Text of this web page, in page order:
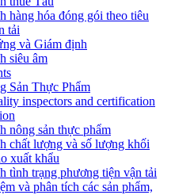
hàng hóa đóng gói theo tiêu
tải
và Giám định
siêu âm
Sản Thực Phẩm
inspectors and certification
nông sản thực phẩm
chất lượng và số lượng khối
xuất khẩu
tình trạng phương tiện vận tải
và phân tích các sản phẩm,